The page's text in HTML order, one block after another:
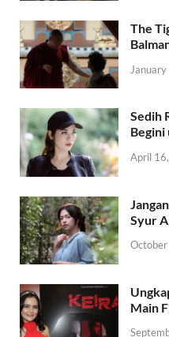
The
Sedih
Begini
April
Syur
Main